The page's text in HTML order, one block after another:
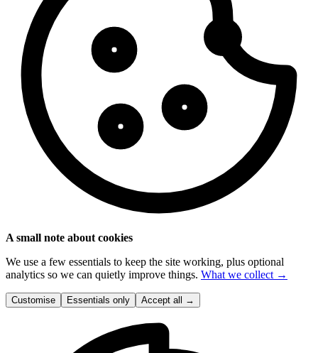
A small note about cookies
We use a few essentials to keep the site working, plus optional
analytics so we can quietly improve things. What we collect →
Customise Essentials only Accept all →